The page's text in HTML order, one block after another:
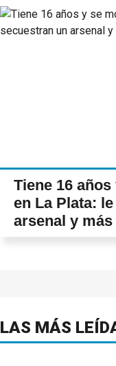
Tiene 16
en La Plata:
arsenal y
LAS MÁS